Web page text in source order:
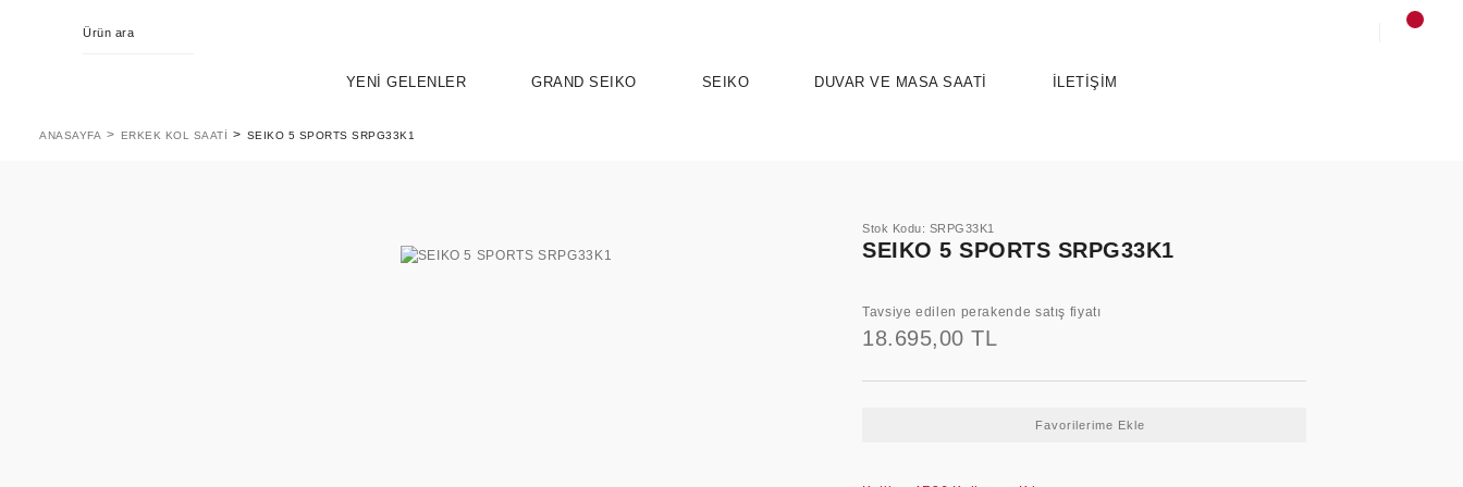
YENİ GELENLER GRAND SEIKO
ELEGANCE
SEIKO
SEIKO 5 SPORTS
DUVAR VE MASA SAATİ İLETİŞİM
ANASAYFA ERKEK KOL SAATI SEIKO 5 SPORTS SRPG33K1
Stok Kodu: SRPG33K1
SEIKO 5 SPORTS SRPG33K1
Tavsiye edilen perakende satış fiyatı
18.695,00 TL